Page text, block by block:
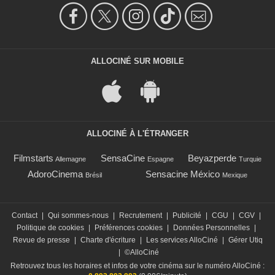
ALLOCINÉ SUR MOBILE
ALLOCINÉ À L'ÉTRANGER
Filmstarts Allemagne SensaCine Espagne Beyazperde Turquie
AdoroCinema Brésil Sensacine México Mexique
Contact Qui sommes-nous Recrutement Publicité CGU CGV
Politique de cookies
Préférences cookies Données Personnelles
Revue de presse
Charte d'écriture Les services AlloCiné
Gérer Utiq
©AlloCiné
Retrouvez tous les horaires et infos de votre cinéma sur le numéro AlloCiné :